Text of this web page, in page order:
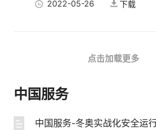
2022-05-26 下载
中国产品-基于三道防线的产
点击加载更多
中国服务